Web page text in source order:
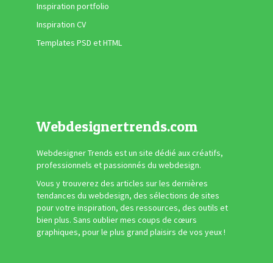
Inspiration portfolio
Inspiration CV
Templates PSD et HTML
Webdesignertrends.com
Webdesigner Trends est un site dédié aux créatifs,
professionnels et passionnés du webdesign.
Vous y trouverez des articles sur les dernières
tendances du webdesign, des sélections de sites
pour votre inspiration, des ressources, des outils et
bien plus. Sans oublier mes coups de cœurs
graphiques, pour le plus grand plaisirs de vos yeux !